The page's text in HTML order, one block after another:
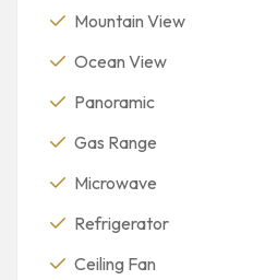
Mountain View
Ocean View
Panoramic
Gas Range
Microwave
Refrigerator
Ceiling Fan